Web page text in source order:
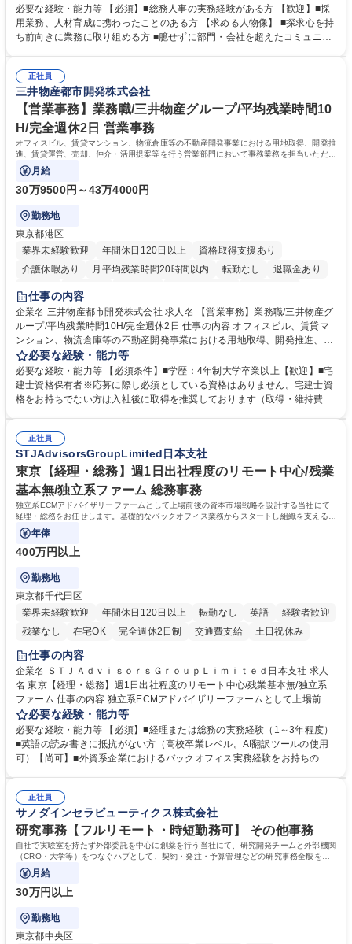
務全般を担当していただきます。 【主な業務内容】 ■採用関係業務および
人材育成(社員研修)業務の推進 ■中期経営計画および予算等の管理 ■設備
投資計画等の策定 ■社内の重要会議の運営 ■その他総務人事業務全般 【入
務人事】経験者歓迎！/阪急阪神HDグループ/年休124日
必要な経験・能力等 【必須】■総務人事の実務経験がある方 【歓迎】■採
用業務、人材育成に携わったことのある方 【求める人物像】 ■探求心を持
ち前向きに業務に取り組める方 ■臆せずに部門・会社を超えたコミュニケ
囲のメンバーと協調しつつ主体性を持って能動的に業務を推進できる方 学
歴・資格 学歴：大学院 大学 高専 短大 専修学校 高校 語学力： 資格：
正社員
三井物産都市開発株式会社
【営業事務】業務職/三井物産グループ/平均残業時間10
H/完全週休2日 営業事務
オフィスビル、賃貸マンション、物流倉庫等の不動産開発事業における用地取得、開発推
進、賃貸運営、売却、仲介・活用提案等を行う営業部門において事務業務を担当いただき
ます。
月給
30万9500円～43万4000円
勤務地
東京都港区
業界未経験歓迎
年間休日120日以上
資格取得支援あり
介護休暇あり
月平均残業時間20時間以内 転勤なし
退職金あり
在宅OK
賞与あり
駅近5分以内
土日祝休み 寮・社宅あり
仕事の内容
企業名 三井物産都市開発株式会社 求人名 【営業事務】業務職/三井物産グ
ループ/平均残業時間10H/完全週休2日 仕事の内容 オフィスビル、賃貸マ
ンション、物流倉庫等の不動産開発事業における用地取得、開発推進、賃
貸運営、売却、仲介・活用提案等を行う営業部門において事務業務を担当
いただきます。 【詳細】・契約書管理、契約書製本、捺印対応、ファイリ
ング、登記簿取得、調書取得・支払業務（各種費用支払、支払管理、請
求・支払データ登録、取引先マスター申請対応）・予算作成及び予実管
の他に担当頂く業務が発生する場合があります。 募集職種 【営業事務】
業務職/三井物産グループ/平均残業時間10H/完全週休2日
必要な経験・能力等
必要な経験・能力等 【必須条件】■学歴：4年制大学卒業以上【歓迎】■宅
建士資格保有者※応募に際し必須としている資格はありません。宅建士資
格をお持ちでない方は入社後に取得を推奨しております（取得・維持費用
ション力がある方。 ・チャレンジを厭わず、粘り強く業務に取り組める
方。多様な関係者と謙虚に信頼関係を構築でき、期限を意識したスケジュ
ール管理が出来る方。※将来的に他部署（営業部門、コーポレート部門）
へのジョブローテーションの可能性があります。 学歴・資格 学歴：大学
院 大学 語学力： 資格：宅地建物取引士
正社員
STJAdvisorsGroupLimited日本支社
東京【経理・総務】週1日出社程度のリモート中心/残業
基本無/独立系ファーム 総務事務
独立系ECMアドバイザリーファームとして上場前後の資本市場戦略を設計する当社にて
経理・総務をお任せします。基礎的なバックオフィス業務からスタートし組織を支える専
任担当として広く活躍できる環境です。
年俸
400万円以上
勤務地
東京都千代田区
業界未経験歓迎
年間休日120日以上 転勤なし 英語
経験者歓迎
残業なし
在宅OK 完全週休2日制 交通費支給 土日祝休み
仕事の内容
企業名 ＳＴＪＡｄｖｉｓｏｒｓＧｒｏｕｐＬｉｍｉｔｅｄ日本支社 求人
名 東京【経理・総務】週1日出社程度のリモート中心/残業基本無/独立系
ファーム 仕事の内容 独立系ECMアドバイザリーファームとして上場前後
の資本市場戦略を設計する当社にて経理・総務をお任せします。基礎的な
バックオフィス業務からスタートし組織を支える専任担当として広く活躍
できる環境です。 ■日常経理、月次および年次決算サポート業務 ■本国
（グローバル）との英文メール対応（AI翻訳ツール等を使用しての対応で
業務をお任せします。残業も基本的には発生せず、ご自身のペースで業務
を進めやすく定着率の高い環境です。 募集職種 東京【経理・総務】週1日
出社程度のリモート中心/残業基本無/独立系ファーム
必要な経験・能力等
必要な経験・能力等 【必須】■経理または総務の実務経験（1～3年程度）
■英語の読み書きに抵抗がない方（高校卒業レベル。AI翻訳ツールの使用
可）【尚可】■外資系企業におけるバックオフィス実務経験をお持ちの方
【働き方について】現在は週4日程度の在宅勤務を実施しており、ワーク
ライフバランスを重視する方に最適な環境です（フルリモートも面接で相
談可）。【求める人物像】幅広いバックオフィス業務に柔軟に対応でき、
社内外と円滑にコミュニケーションを取りながら業務を推進できる方 学
歴・資格 学歴：大学院 大学 高専 短大 専修学校 高校 語学力： 資格：
正社員
サノダインセラピューティクス株式会社
研究事務【フルリモート・時短勤務可】 その他事務
自社で実験室を持たず外部委託を中心に創薬を行う当社にて、研究開発チームと外部機関
（CRO・大学等）をつなぐハブとして、契約・発注・予算管理などの研究事務全般をお
任せします。
月給
30万円以上
勤務地
東京都中央区